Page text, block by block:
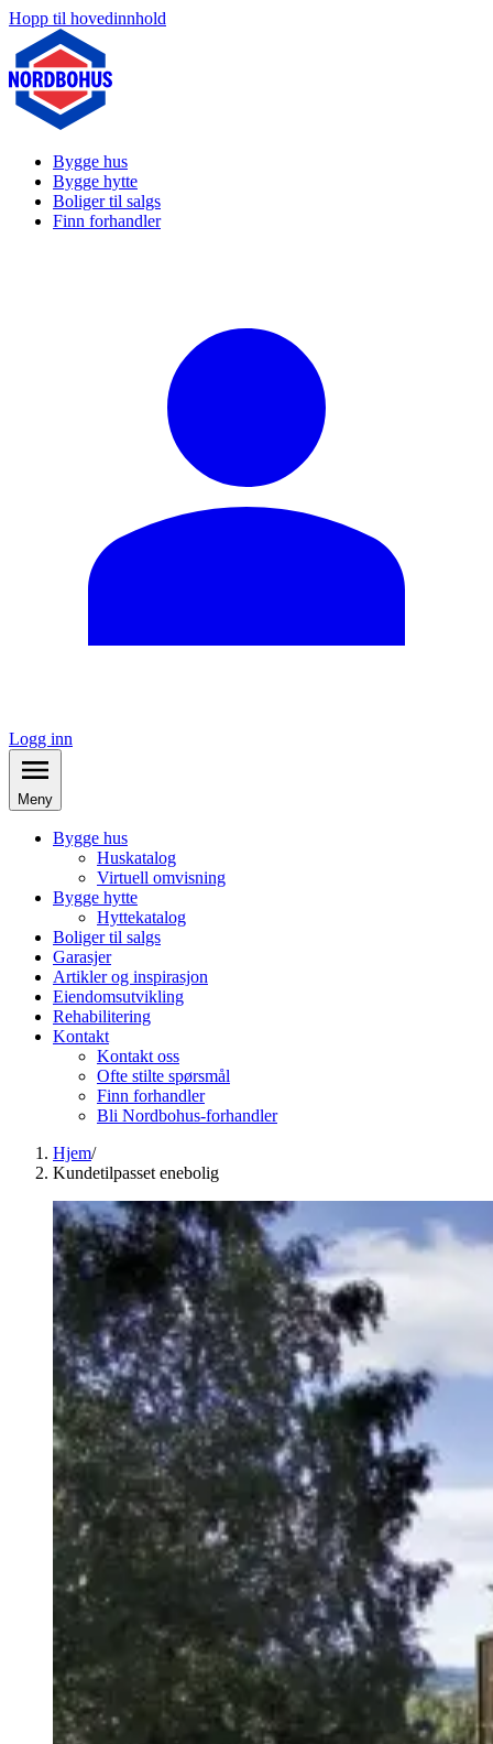
Hopp til hovedinnhold
Bygge hus
Bygge hytte
Boliger til salgs
Finn forhandler
Logg inn
Meny
Bygge hus
Huskatalog
Virtuell omvisning
Bygge hytte
Hyttekatalog
Boliger til salgs
Garasjer
Artikler og inspirasjon
Eiendomsutvikling
Rehabilitering
Kontakt
Kontakt oss
Ofte stilte spørsmål
Finn forhandler
Bli Nordbohus-forhandler
Hjem/
Kundetilpasset enebolig